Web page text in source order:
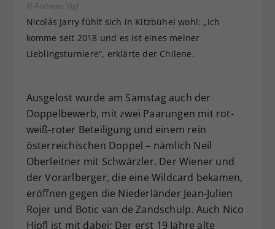
© Andreas Vigl
Nicolás Jarry fühlt sich in Kitzbühel wohl: „Ich
komme seit 2018 und es ist eines meiner
Lieblingsturniere“, erklärte der Chilene.
Ausgelost wurde am Samstag auch der
Doppelbewerb, mit zwei Paarungen mit rot-
weiß-roter Beteiligung und einem rein
österreichischen Doppel – nämlich Neil
Oberleitner mit Schwärzler. Der Wiener und
der Vorarlberger, die eine Wildcard bekamen,
eröffnen gegen die Niederländer Jean-Julien
Rojer und Botic van de Zandschulp. Auch Nico
Hipfl ist mit dabei: Der erst 19 Jahre alte